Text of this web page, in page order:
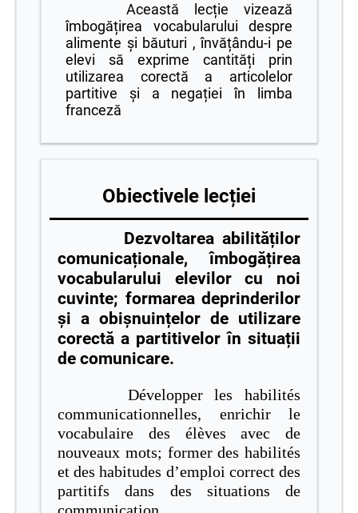
Această lecție vizează
îmbogățirea vocabularului despre
alimente și băuturi , învățându-i pe
elevi să exprime cantități prin
utilizarea corectă a articolelor
partitive și a negației în limba
franceză
Obiectivele lecției
Dezvoltarea abilităților
comunicaționale, îmbogățirea
vocabularului elevilor cu noi
cuvinte; formarea deprinderilor
și a obișnuințelor de utilizare
corectă a partitivelor în situații
de comunicare.
Développer les habilités
communicationnelles, enrichir le
vocabulaire des élèves avec de
nouveaux mots; former des habilités
et des habitudes d’emploi correct des
partitifs dans des situations de